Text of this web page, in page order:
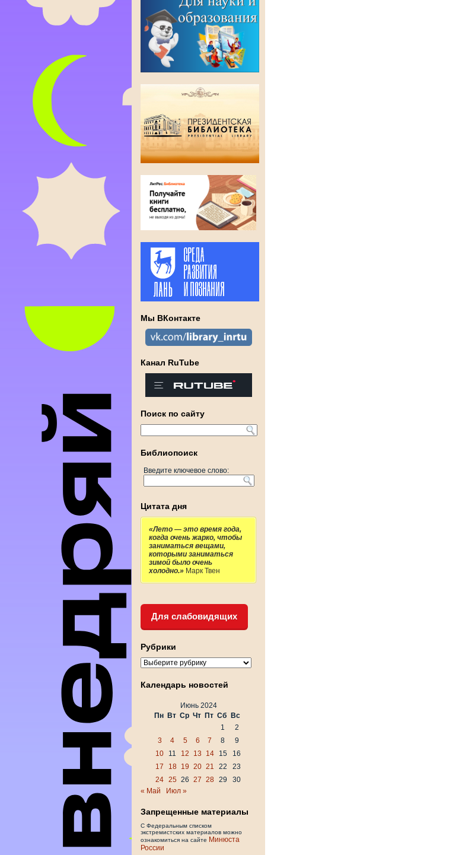
Мы ВКонтакте
Канал RuTube
Поиск по сайту
Библиопоиск
Введите ключевое слово:
Цитата дня
«Лето — это время года,
когда очень жарко, чтобы
заниматься вещами,
которыми заниматься
зимой было очень
холодно.» Марк Твен
Для слабовидящих
Рубрики
Рубрики
Календарь новостей
Июнь 2024
Пн Вт Ср Чт Пт Сб
Вс
1
2
3
4 5 6 7 8
9
10
11 12 13 14 15
16
17
18 19 20 21 22
23
24 25 26 27 28 29
30
« Май
Июл »
Запрещенные материалы
С Федеральным списком
экстремистских материалов можно
ознакомиться на сайте Минюста
России